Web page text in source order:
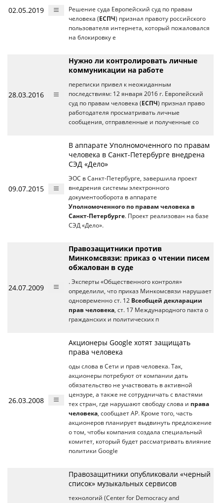
02.05.2019
Решение суда Европейский суд по правам
человека (ЕСПЧ) признал правоту российского
пользователя интернета, который пожаловался
на блокировку е
28.03.2016
Нужно ли контролировать личные
коммуникации на работе
переписки привел к неожиданным
последствиям: 12 января 2016 г. Европейский
суд по правам человека (ЕСПЧ) признал право
работодателя просматривать личные
сообщения, отправленные и полученные со
09.07.2015
В аппарате Уполномоченного по правам
человека в Санкт-Петербурге внедрена
СЭД «Дело»
ЭОС в Санкт-Петербурге, завершила проект
внедрения системы электронного
документооборота в аппарате
Уполномоченного по правам человека в
Санкт-Петербурге. Проект реализован на базе
СЭД «Дело».
24.07.2009
Правозащитники против
Минкомсвязи: приказ о чтении писем
обжалован в суде
. Эксперты «Общественного контроля»
определили, что приказ Минкомсвязи нарушает
одновременно ст. 12 Всеобщей декларации
прав человека, ст. 17 Международного пакта о
гражданских и политических п
26.03.2008
Акционеры Google хотят защищать
права человека
оды слова в Сети и прав человека. Так,
акционеры потребуют от компании дать
обязательство не участвовать в активной
цензуре, а также не сотрудничать с властями
тех стран, где нарушают свободу слова и права
человека, сообщает АР. Кроме того, часть
акционеров планирует выдвинуть предложение
о том, чтобы компания создала специальный
комитет, который будет рассматривать влияние
политики Google
Правозащитники опубликовали «черный
список» музыкальных сервисов
технологий (Center for Democracy and